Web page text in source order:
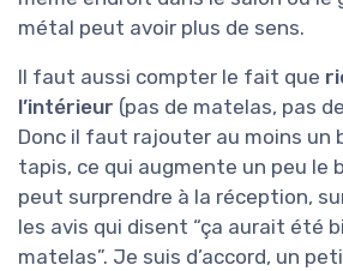
métal peut avoir plus de sens.
Il faut aussi compter le fait que
l’intérieur (pas de matelas, pas
Donc il faut rajouter au moins un
tapis, ce qui augmente un peu le
peut surprendre à la réception,
les avis qui disent “ça aurait été
matelas”. Je suis d’accord, un